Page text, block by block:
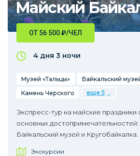
Майский
ОТ 56 500₽/ЧЕЛ
4 дня 3 ночи
Музей «Тальцы»
Байкальский
Камень Черского
еще 5
Экспресс-тур на майские
основных достопримечательностей:
Байкальский музей и Кругобайкалка.
Экскурсии